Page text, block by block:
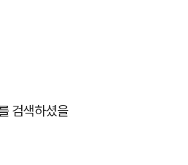
검색하셨을